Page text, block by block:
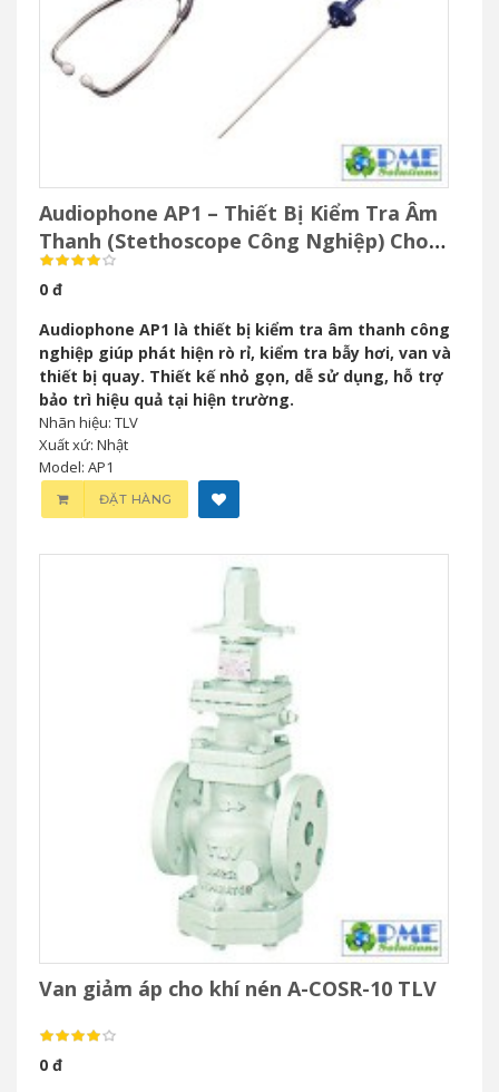
Audiophone AP1 – Thiết Bị Kiểm Tra Âm
Thanh (Stethoscope Công Nghiệp) Cho
Bảo Trì Công Nghiệp
0 đ
Audiophone AP1 là thiết bị kiểm tra âm thanh công
nghiệp giúp phát hiện rò rỉ, kiểm tra bẫy hơi, van và
thiết bị quay. Thiết kế nhỏ gọn, dễ sử dụng, hỗ trợ
bảo trì hiệu quả tại hiện trường.
Nhãn hiệu: TLV
Xuất xứ: Nhật
Model: AP1
ĐẶT HÀNG
Van giảm áp cho khí nén A-COSR-10 TLV
0 đ